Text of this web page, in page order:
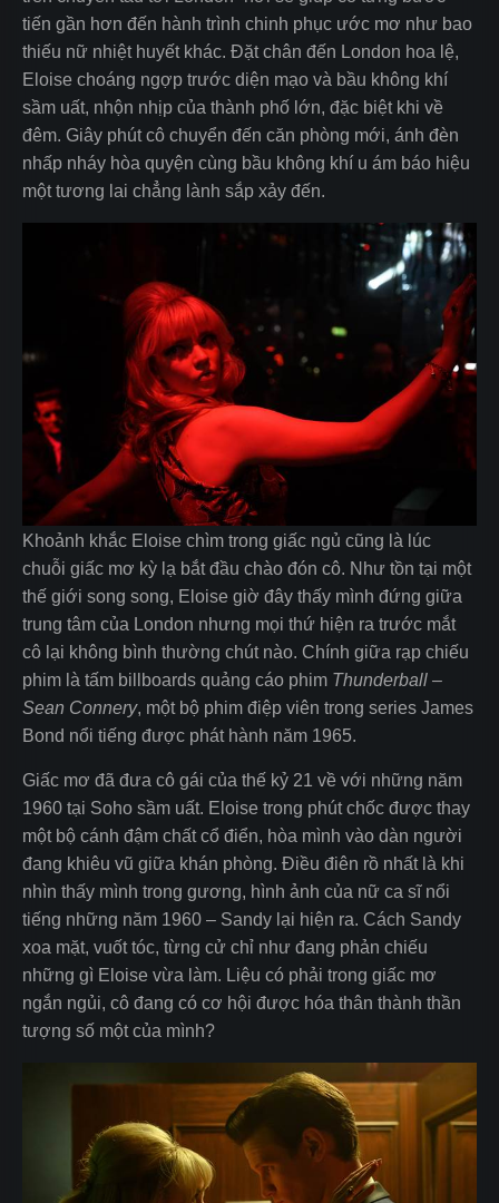
tiến gần hơn đến hành trình chinh phục ước mơ như bao
thiếu nữ nhiệt huyết khác. Đặt chân đến London hoa lệ,
Eloise choáng ngợp trước diện mạo và bầu không khí
sầm uất, nhộn nhịp của thành phố lớn, đặc biệt khi về
đêm. Giây phút cô chuyển đến căn phòng mới, ánh đèn
nhấp nháy hòa quyện cùng bầu không khí u ám báo hiệu
một tương lai chẳng lành sắp xảy đến.
Khoảnh khắc Eloise chìm trong giấc ngủ cũng là lúc
chuỗi giấc mơ kỳ lạ bắt đầu chào đón cô. Như tồn tại một
thế giới song song, Eloise giờ đây thấy mình đứng giữa
trung tâm của London nhưng mọi thứ hiện ra trước mắt
cô lại không bình thường chút nào. Chính giữa rạp chiếu
phim là tấm billboards quảng cáo phim Thunderball –
Sean Connery, một bộ phim điệp viên trong series James
Bond nổi tiếng được phát hành năm 1965.
Giấc mơ đã đưa cô gái của thế kỷ 21 về với những năm
1960 tại Soho sầm uất. Eloise trong phút chốc được thay
một bộ cánh đậm chất cổ điển, hòa mình vào dàn người
đang khiêu vũ giữa khán phòng. Điều điên rồ nhất là khi
nhìn thấy mình trong gương, hình ảnh của nữ ca sĩ nổi
tiếng những năm 1960 – Sandy lại hiện ra. Cách Sandy
xoa mặt, vuốt tóc, từng cử chỉ như đang phản chiếu
những gì Eloise vừa làm. Liệu có phải trong giấc mơ
ngắn ngủi, cô đang có cơ hội được hóa thân thành thần
tượng số một của mình?